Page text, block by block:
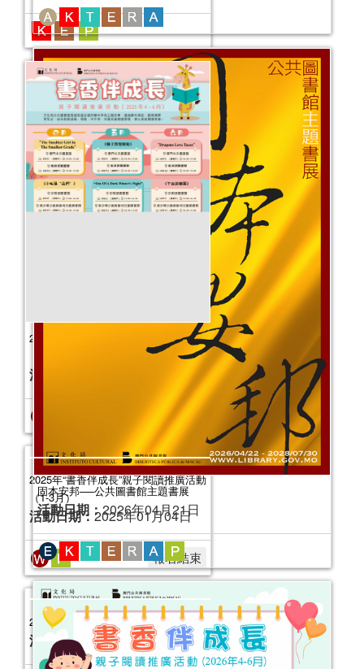
固本安邦──公共圖書館主題書展
活動日期：2026年04月21日
韻味西湖──公共圖書館主題書展
2025年“書香伴成長”親子閱讀推廣活動
（4-6月）
活動日期：2025年04月05日
報名結束